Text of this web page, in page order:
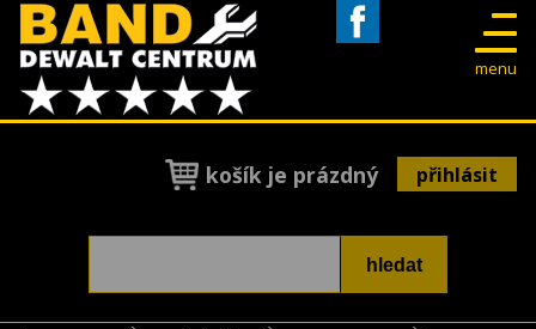
menu
košík je prázdný přihlásit